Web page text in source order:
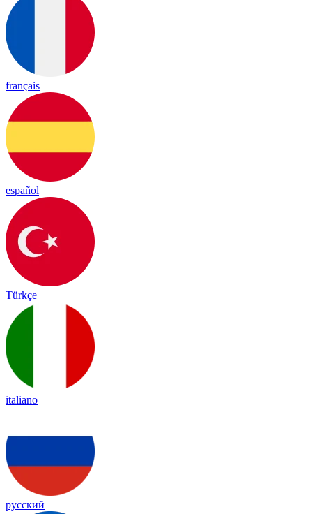
français
español
Türkçe
italiano
русский